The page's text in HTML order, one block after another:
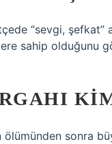
“sevgi,
sahip olduğunu
sonra